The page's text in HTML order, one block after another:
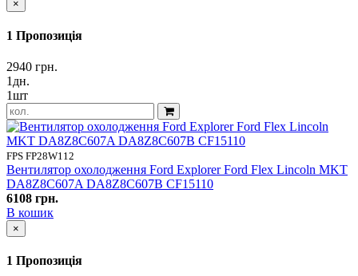
×
1 Пропозиція
2940 грн.
1дн.
1шт
FPS FP28W112
Вентилятор охолодження Ford Explorer Ford Flex Lincoln MKT
DA8Z8C607A DA8Z8C607B CF15110
6108 грн.
В кошик
×
1 Пропозиція